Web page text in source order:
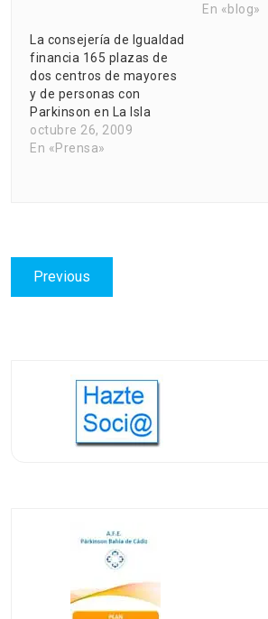
En «blog»
La consejería de Igualdad
financia 165 plazas de
dos centros de mayores
y de personas con
Parkinson en La Isla
octubre 26, 2009
En «Prensa»
Navegación
de
Previous
post: